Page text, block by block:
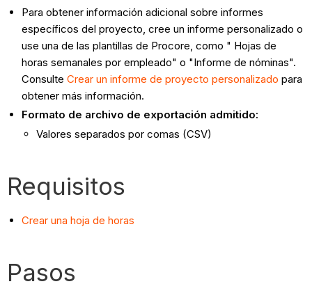
Para obtener información adicional sobre informes
específicos del proyecto, cree un informe personalizado o
use una de las plantillas de Procore, como " Hojas de
horas semanales por empleado" o "Informe de nóminas".
ConsulteCrear un informe de proyecto personalizado para
obtener más información.
Formato de archivo de exportación admitido:
Valores separados por comas (CSV)
Requisitos
Crear una hoja de horas
Pasos